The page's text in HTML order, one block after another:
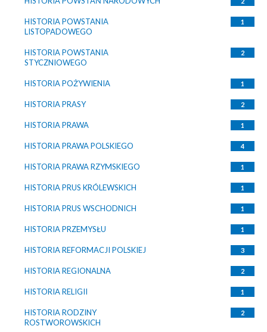
HISTORIA POWSTANIA
LISTOPADOWEGO
1
HISTORIA POWSTANIA
STYCZNIOWEGO
2
HISTORIA POŻYWIENIA 1
HISTORIA PRASY 2
HISTORIA PRAWA 1
HISTORIA PRAWA POLSKIEGO 4
HISTORIA PRAWA RZYMSKIEGO 1
HISTORIA PRUS KRÓLEWSKICH 1
HISTORIA PRUS WSCHODNICH 1
HISTORIA PRZEMYSŁU 1
HISTORIA REFORMACJI POLSKIEJ 3
HISTORIA REGIONALNA 2
HISTORIA RELIGII 1
HISTORIA RODZINY
ROSTWOROWSKICH
2